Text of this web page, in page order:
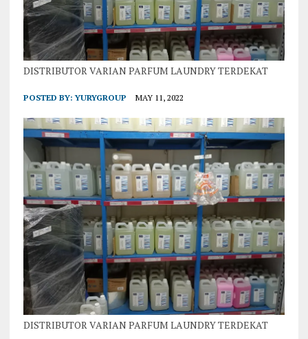
DISTRIBUTOR VARIAN PARFUM LAUNDRY TERDEKAT
POSTED BY:YURYGROUP MAY 11, 2022
DISTRIBUTOR VARIAN PARFUM LAUNDRY TERDEKAT